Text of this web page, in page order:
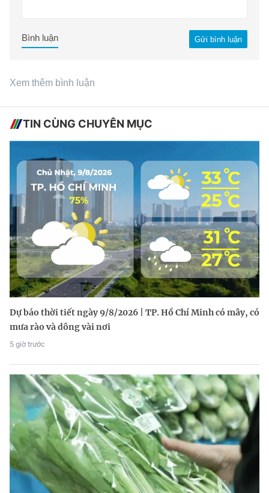
Gửi bình luận
Bình luận
Xem thêm bình luận
TIN CÙNG CHUYÊN MỤC
Dự báo thời tiết ngày 9/8/2026 | TP. Hồ Chí Minh có mây, có
mưa rào và dông vài nơi
5 giờ trước